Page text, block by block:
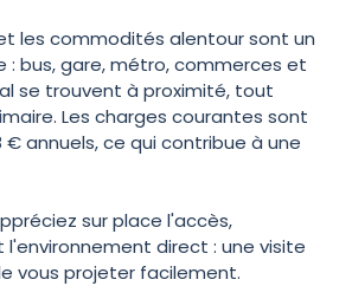
les commodités alentour sont un
bus, gare, métro, commerces et
se trouvent à proximité, tout
Les charges courantes sont
€ annuels, ce qui contribue à une
sur place l'accès,
direct : une visite
vous projeter facilement.